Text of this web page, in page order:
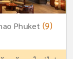
Phuket (9)